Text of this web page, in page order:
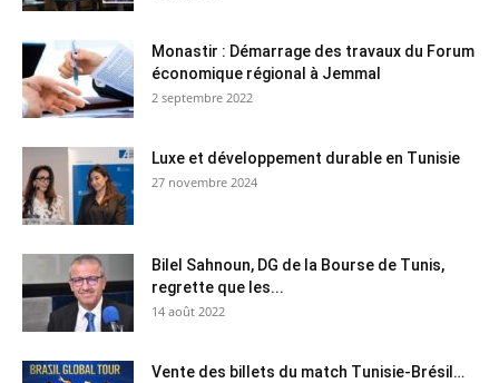
Monastir : Démarrage des travaux du Forum
économique régional à Jemmal
2 septembre 2022
Luxe et développement durable en Tunisie
27 novembre 2024
Bilel Sahnoun, DG de la Bourse de Tunis,
regrette que les...
14 août 2022
Vente des billets du match Tunisie-Brésil…